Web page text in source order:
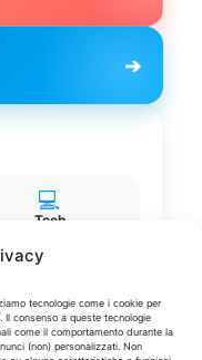
tecnologie come i cookie per
consenso a queste tecnologie
come il comportamento durante la
(non) personalizzati. Non
➔
💻
Tech
Moda